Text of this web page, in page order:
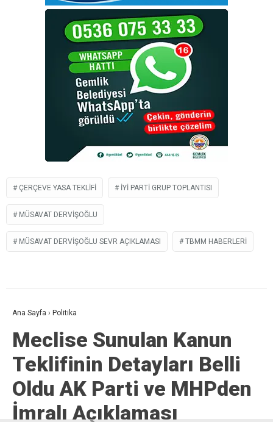
ÇERÇEVE YASA TEKLIFI İYİ PARTI GRUP TOPLANTISI
MÜSAVAT DERVIŞOĞLU
MÜSAVAT DERVIŞOĞLU SEVR AÇIKLAMASI TBMM HABERLERI
Ana Sayfa › Politika
Meclise Sunulan Kanun
Teklifinin Detayları Belli
Oldu AK Parti ve MHPden
İmralı Açıklaması